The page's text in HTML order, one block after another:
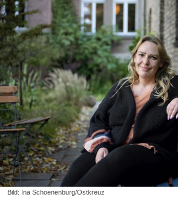
Bild: Ina Schoenenburg/Ostkreuz